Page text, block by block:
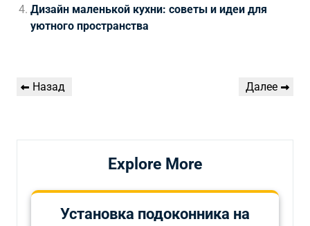
Дизайн маленькой кухни: советы и идеи для
уютного пространства
Навигация
Предыдущая
Назад
Следующая
Далее
Explore More
Установка подоконника на